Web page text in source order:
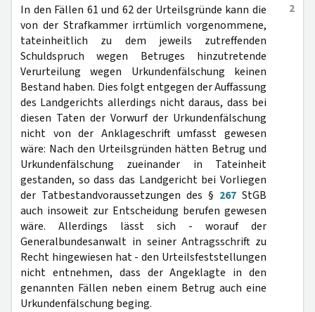
2
In den Fällen 61 und 62 der Urteilsgründe kann die
von der Strafkammer irrtümlich vorgenommene,
tateinheitlich zu dem jeweils zutreffenden
Schuldspruch wegen Betruges hinzutretende
Verurteilung wegen Urkundenfälschung keinen
Bestand haben. Dies folgt entgegen der Auffassung
des Landgerichts allerdings nicht daraus, dass bei
diesen Taten der Vorwurf der Urkundenfälschung
nicht von der Anklageschrift umfasst gewesen
wäre: Nach den Urteilsgründen hätten Betrug und
Urkundenfälschung zueinander in Tateinheit
gestanden, so dass das Landgericht bei Vorliegen
der Tatbestandvoraussetzungen des § 267 StGB
auch insoweit zur Entscheidung berufen gewesen
wäre. Allerdings lässt sich - worauf der
Generalbundesanwalt in seiner Antragsschrift zu
Recht hingewiesen hat - den Urteilsfeststellungen
nicht entnehmen, dass der Angeklagte in den
genannten Fällen neben einem Betrug auch eine
Urkundenfälschung beging.